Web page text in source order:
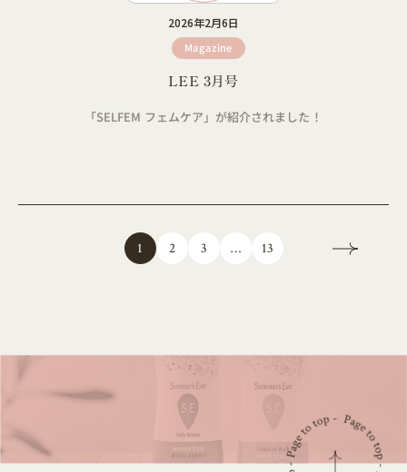
2026年2月6日
Magazine
LEE 3月号
「SELFEM フェムケア」が紹介されました！
1 2 3 … 13